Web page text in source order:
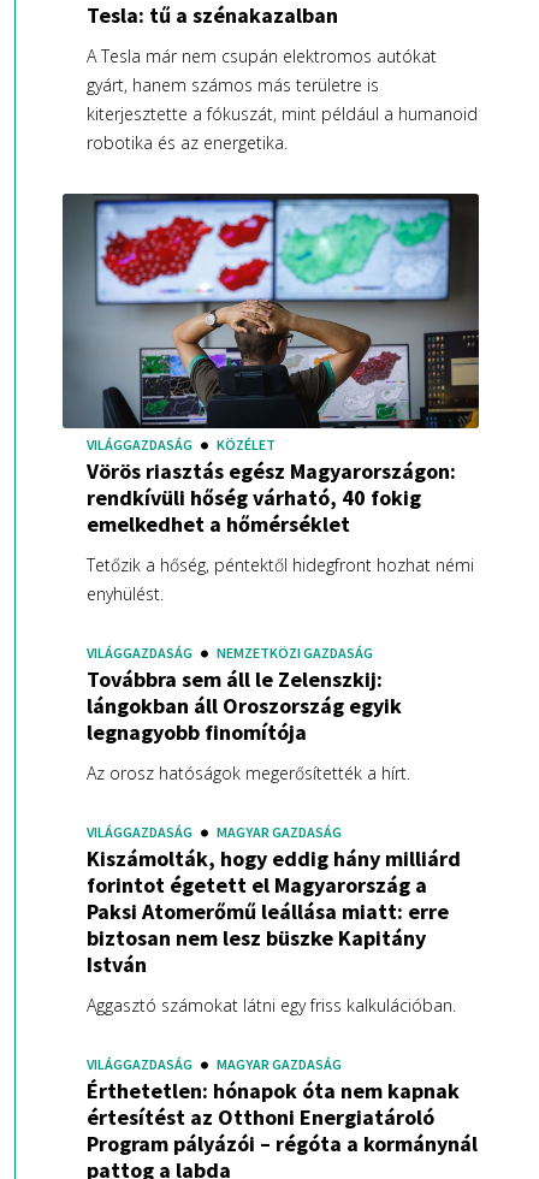
Tesla: tű a szénakazalban
A Tesla már nem csupán elektromos autókat
gyárt, hanem számos más területre is
kiterjesztette a fókuszát, mint például a humanoid
robotika és az energetika.
VILÁGGAZDASÁG KÖZÉLET
Vörös riasztás egész Magyarországon:
rendkívüli hőség várható, 40 fokig
emelkedhet a hőmérséklet
Tetőzik a hőség, péntektől hidegfront hozhat némi
enyhülést.
VILÁGGAZDASÁG NEMZETKÖZI GAZDASÁG
Továbbra sem áll le Zelenszkij:
lángokban áll Oroszország egyik
legnagyobb finomítója
Az orosz hatóságok megerősítették a hírt.
VILÁGGAZDASÁG MAGYAR GAZDASÁG
Kiszámolták, hogy eddig hány milliárd
forintot égetett el Magyarország a
Paksi Atomerőmű leállása miatt: erre
biztosan nem lesz büszke Kapitány
István
Aggasztó számokat látni egy friss kalkulációban.
VILÁGGAZDASÁG MAGYAR GAZDASÁG
Érthetetlen: hónapok óta nem kapnak
értesítést az Otthoni Energiatároló
Program pályázói – régóta a kormánynál
pattog a labda